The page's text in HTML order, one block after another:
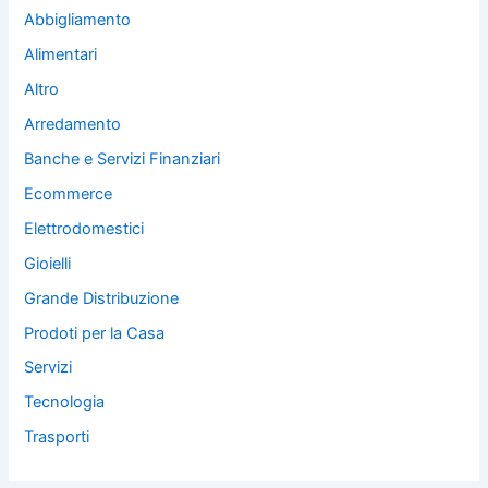
Abbigliamento
Alimentari
Altro
Arredamento
Banche e Servizi Finanziari
Ecommerce
Elettrodomestici
Gioielli
Grande Distribuzione
Prodoti per la Casa
Servizi
Tecnologia
Trasporti